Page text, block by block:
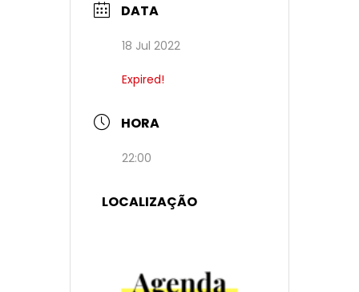
DATA
18 Jul 2022
Expired!
HORA
22:00
LOCALIZAÇÃO